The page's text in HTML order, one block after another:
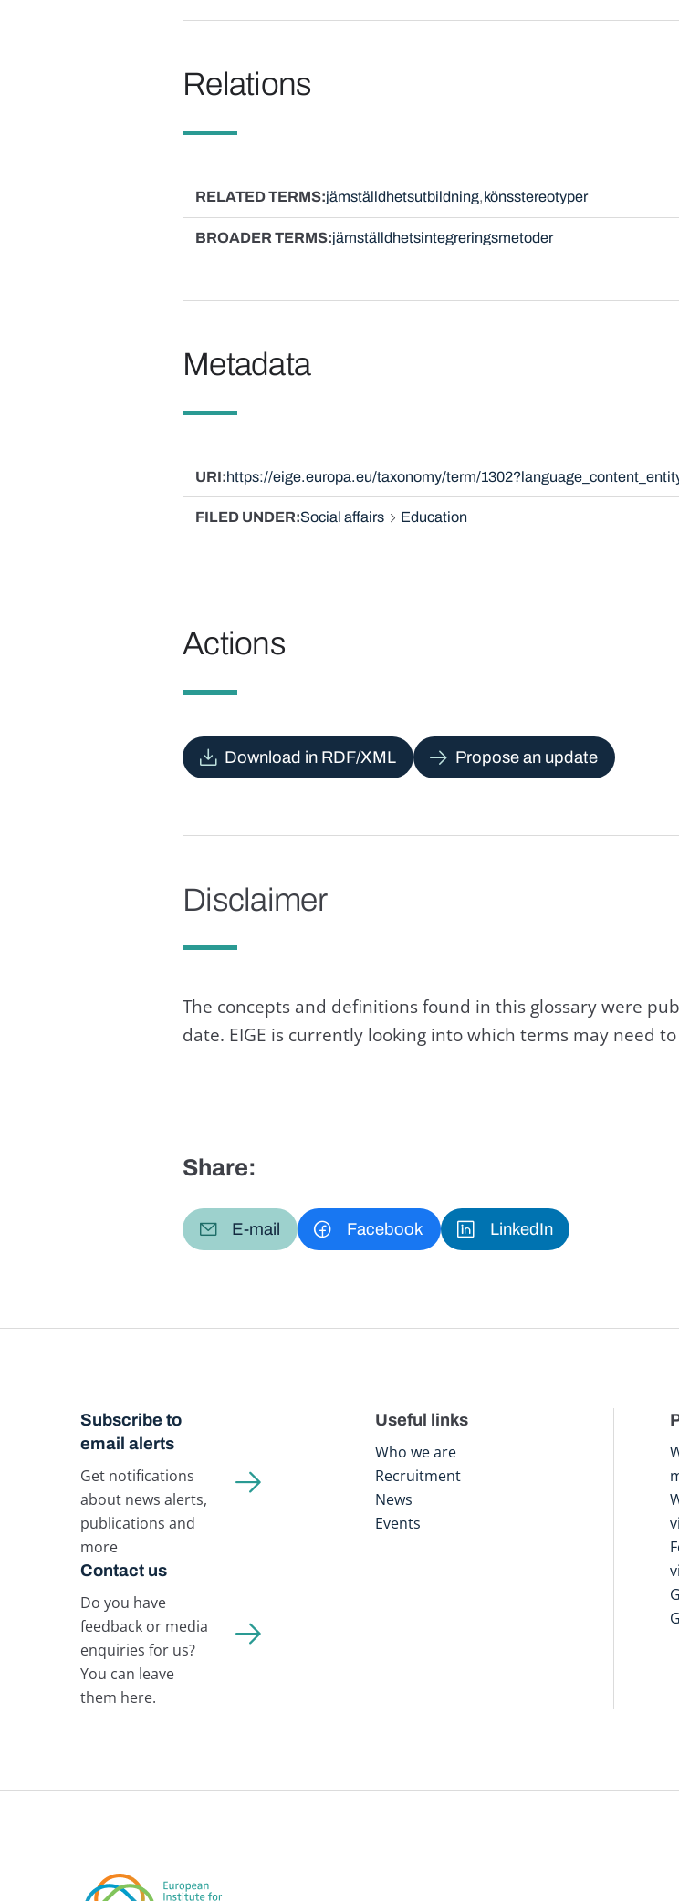
Relations
RELATED TERMS jämställdhetsutbildning könsstereotyper
BROADER TERMS jämställdhetsintegreringsmetoder
Metadata
URI https://eige.europa.eu/taxonomy/term/
FILED UNDER Social affairs Education
Actions
Download in RDF/XML Propose an update
Disclaimer
The concepts and definitions found in this glossary were
date. EIGE is currently looking into which terms may need
Share:
E-mail Facebook LinkedIn
Subscribe to
email alerts
Get notifications
about news alerts,
publications and
more
Contact us
Do you have
feedback or media
enquiries for us?
You can leave
them here.
Useful links
Who we are
Recruitment
News
Events